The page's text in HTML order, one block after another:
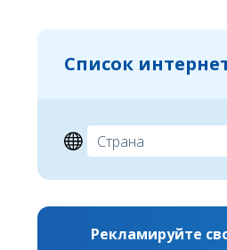
Список
Рекламируйте